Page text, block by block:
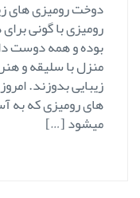
دوخت رومیزی های
رومیزی با گونی
بوده و همه دوست
منزل با سلیقه و
زیبایی بدوزند.
های رومیزی که به
میشود […]